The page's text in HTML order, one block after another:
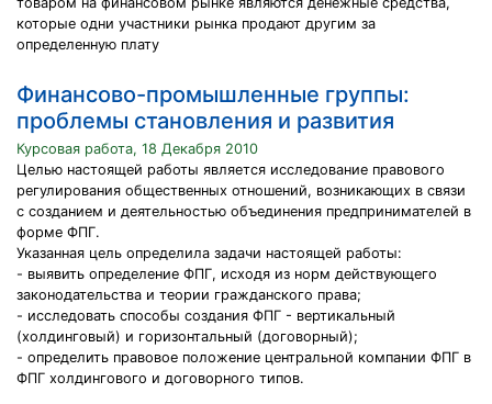
которые одни участники рынка продают другим за
определенную плату
Финансово-промышленные группы:
проблемы становления и развития
Курсовая работа, 18 Декабря 2010
Целью настоящей работы является исследование правового
регулирования общественных отношений, возникающих в связи
с созданием и деятельностью объединения предпринимателей в
форме ФПГ.
Указанная цель определила задачи настоящей работы:
- выявить определение ФПГ, исходя из норм действующего
законодательства и теории гражданского права;
- исследовать способы создания ФПГ - вертикальный
(холдинговый) и горизонтальный (договорный);
- определить правовое положение центральной компании ФПГ в
ФПГ холдингового и договорного типов.